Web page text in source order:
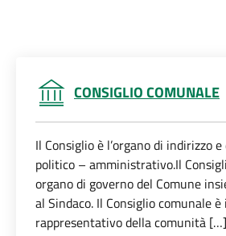
CONSIGLIO COMUNALE
Il Consiglio è l’organo di indirizzo
politico – amministrativo.Il
organo di governo del Comune
al Sindaco. Il Consiglio comunale
rappresentativo della comunità […]